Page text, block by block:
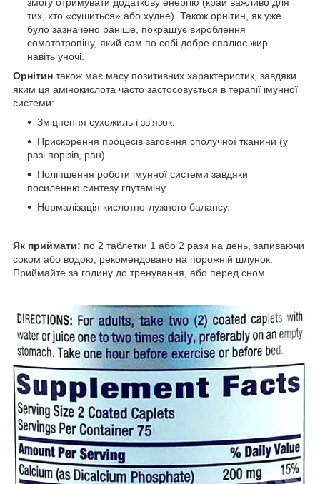
тих, хто «сушиться» або худне). Також орнітин, як уже
було зазначено раніше, покращує вироблення
соматотропіну, який сам по собі добре спалює жир
навіть уночі.
Орнітин також має масу позитивних характеристик, завдяки
яким ця амінокислота часто застосовується в терапії імунної
системи:
Зміцнення сухожиль і зв'язок.
Прискорення процесів загоєння сполучної тканини (у
разі порізів, ран).
Поліпшення роботи імунної системи завдяки
посиленню синтезу глутаміну.
Нормалізація кислотно-лужного балансу.
Як приймати: по 2 таблетки 1 або 2 рази на день, запиваючи
соком або водою, рекомендовано на порожній шлунок.
Приймайте за годину до тренування, або перед сном.